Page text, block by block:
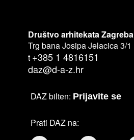
Društvo arhitekata Zagreba
Trg bana Josipa Jelacica 3/1
t +385 1 4816151
daz@d-a-z.hr
DAZ bilten: Prijavite se
Prati DAZ na: